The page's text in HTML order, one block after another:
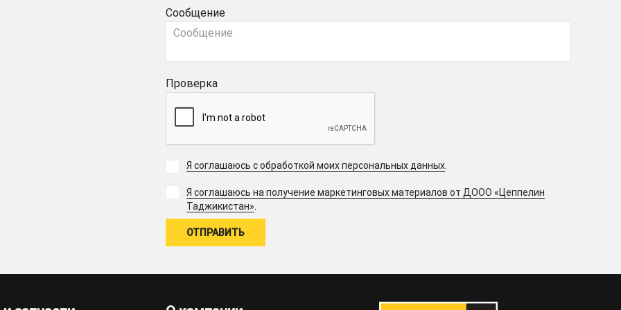
Сообщение
Проверка
Я соглашаюсь с обработкой моих персональных данных
Я соглашаюсь на получение маркетинговых материалов от ДООО «Цеппелин
Таджикистан».